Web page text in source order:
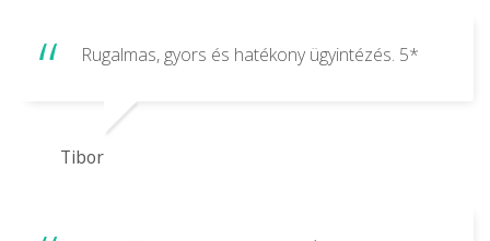
Rugalmas, gyors és hatékony ügyintézés. 5*
Tibor